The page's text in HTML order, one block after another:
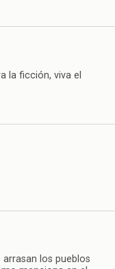
la ficción, viva el
arrasan los pueblos